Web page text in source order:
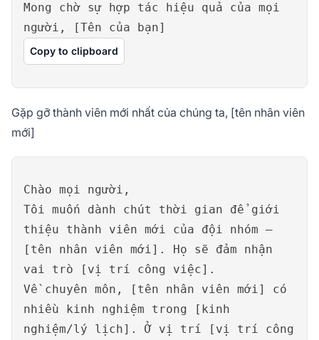
Mong chờ sự hợp tác hiệu quả của mọi
người, [Tên của bạn]
Copy to clipboard
Gặp gỡ thành viên mới nhất của chúng ta, [tên nhân viên
mới]
Chào mọi người,
Tôi muốn dành chút thời gian để giới
thiệu thành viên mới của đội nhóm –
[tên nhân viên mới]. Họ sẽ đảm nhận
vai trò [vị trí công việc].
Về chuyên môn, [tên nhân viên mới] có
nhiều kinh nghiệm trong [kinh
nghiệm/lý lịch]. Ở vị trí [vị trí công